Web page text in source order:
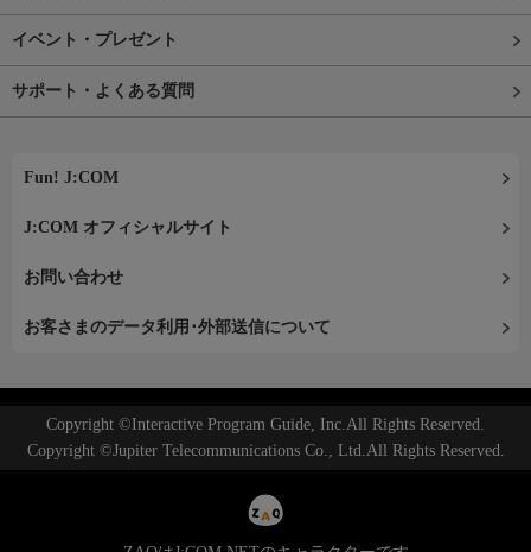
イベント・プレゼント
サポート・よくある質問
Fun! J:COM
J:COM オフィシャルサイト
お問い合わせ
お客さまのデータ利用･外部送信について
Copyright ©Interactive Program Guide, Inc.All Rights Reserved.
Copyright ©Jupiter Telecommunications Co., Ltd.All Rights Reserved.